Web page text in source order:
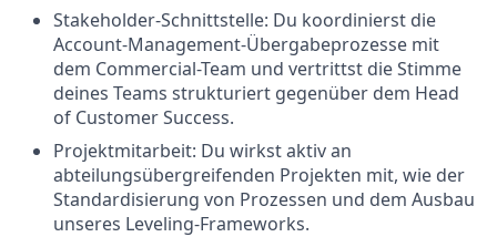
Stakeholder-Schnittstelle: Du koordinierst die
Account-Management-Übergabeprozesse mit
dem Commercial-Team und vertrittst die Stimme
deines Teams strukturiert gegenüber dem Head
of Customer Success.
Projektmitarbeit: Du wirkst aktiv an
abteilungsübergreifenden Projekten mit, wie der
Standardisierung von Prozessen und dem Ausbau
unseres Leveling-Frameworks.